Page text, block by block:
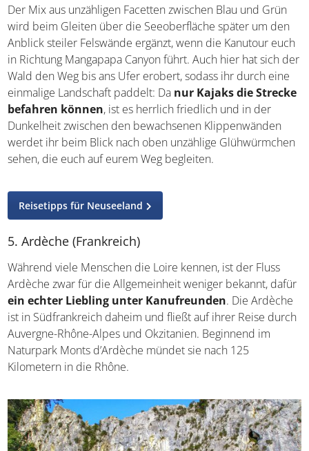
Der Mix aus unzähligen Facetten zwischen Blau und Grün
wird beim Gleiten über die Seeoberfläche später um den
Anblick steiler Felswände ergänzt, wenn die Kanutour
euch in Richtung Mangapapa Canyon führt. Auch hier hat
sich der Wald den Weg bis ans Ufer erobert, sodass ihr
durch eine einmalige Landschaft paddelt: Danur Kajaks
die Strecke befahren können, ist es herrlich friedlich
und in der Dunkelheit zwischen den bewachsenen
Klippenwänden werdet ihr beim Blick nach oben
begleiten.
Reisetipps für Neuseeland
5. Ardèche (Frankreich)
Während viele Menschen die Loire kennen, ist der Fluss
Ardèche zwar für die Allgemeinheit weniger bekannt,
dafürein echter Liebling unter Kanufreunden . Die
Ardèche ist in Südfrankreich daheim und fließt auf ihrer
Reise durch Auvergne-Rhône-Alpes und Okzitanien.
nach 125 Kilometern in die Rhône.